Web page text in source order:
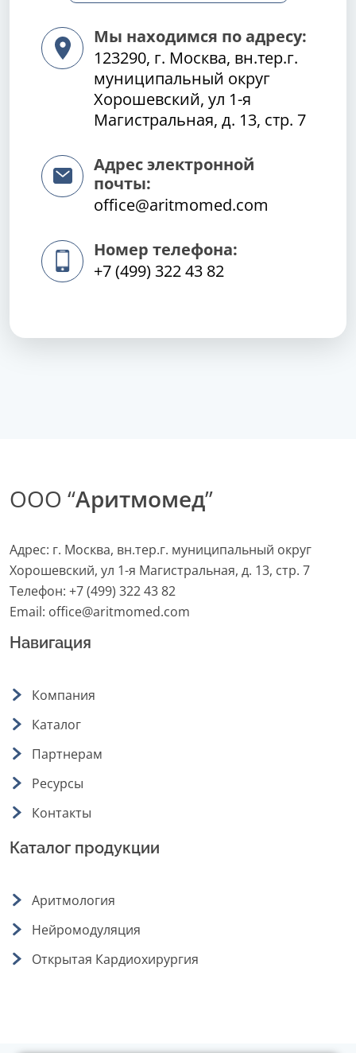
Мы находимся по адресу:
123290, г. Москва, вн.тер.г.
муниципальный округ
Хорошевский, ул 1-я
Магистральная, д. 13, стр. 7
Адрес электронной
почты:
office@aritmomed.com
Номер телефона:
+7 (499) 322 43 82
ООО “Аритмомед”
Адрес: г. Москва, вн.тер.г. муниципальный округ
Хорошевский, ул 1-я Магистральная, д. 13, стр. 7
Телефон: +7 (499) 322 43 82
Email: office@aritmomed.com
Навигация
Компания
Каталог
Партнерам
Ресурсы
Контакты
Каталог продукции
Аритмология
Нейромодуляция
Открытая Кардиохирургия